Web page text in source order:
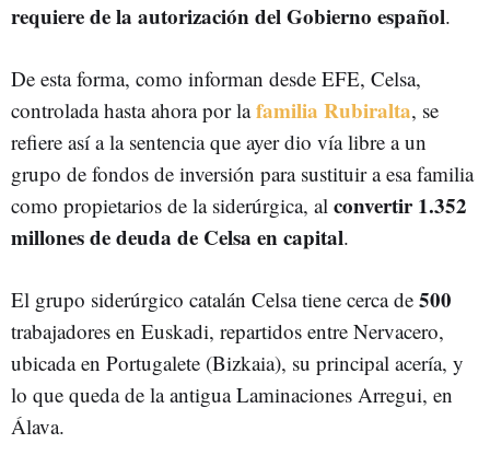
requiere de la autorización del Gobierno español.
De esta forma, como informan desde EFE, Celsa,
controlada hasta ahora por lafamilia Rubiralta, se
refiere así a la sentencia que ayer dio vía libre a un
grupo de fondos de inversión para sustituir a esa familia
como propietarios de la siderúrgica, al convertir 1.352
millones de deuda de Celsa en capital.
El grupo siderúrgico catalán Celsa tiene cerca de 500
trabajadores en Euskadi, repartidos entre Nervacero,
ubicada en Portugalete (Bizkaia), su principal acería, y
lo que queda de la antigua Laminaciones Arregui, en
Álava.